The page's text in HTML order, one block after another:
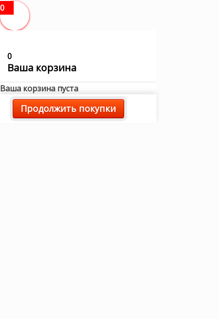
0
0
Ваша корзина
Ваша корзина пуста
Продолжить покупки